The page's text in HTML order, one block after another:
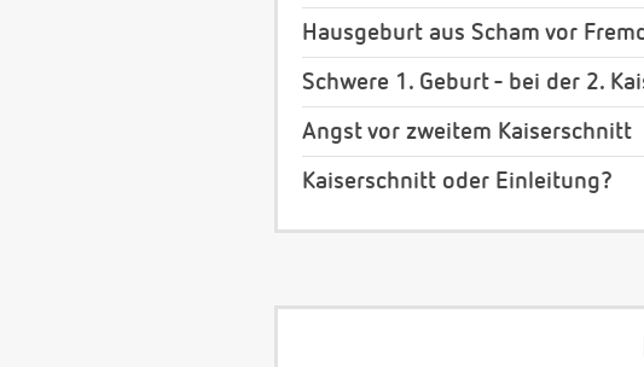
Hausgeburt aus Scham vor
Schwere 1. Geburt - bei der 2.
Angst vor zweitem Kaiserschnitt
Kaiserschnitt oder Einleitung?